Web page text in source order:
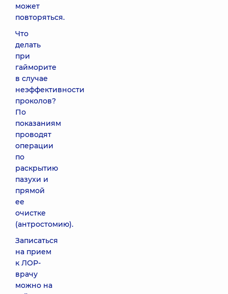
может
повторяться.
Что
делать
при
гайморите
в случае
неэффективности
проколов?
По
показаниям
проводят
операции
по
раскрытию
пазухи и
прямой
ее
очистке
(антростомию).
Записаться
на прием
к ЛОР-
врачу
можно на